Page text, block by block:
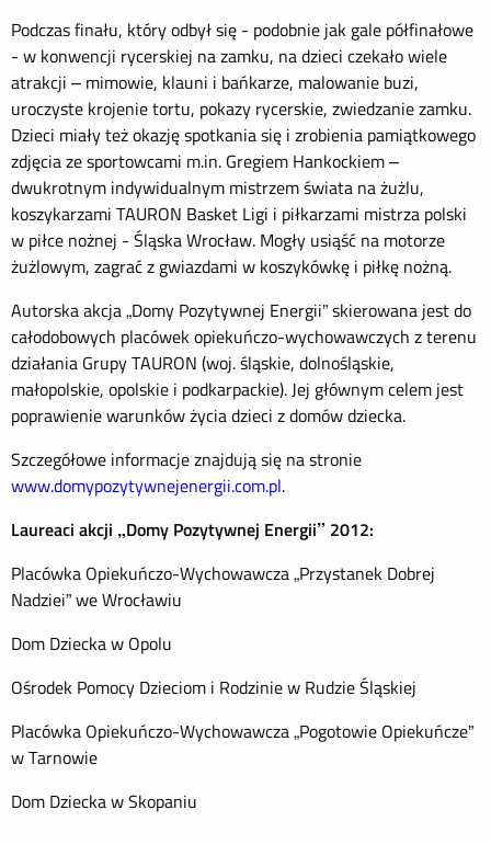
Podczas finału, który odbył się - podobnie jak gale półfinałowe
- w konwencji rycerskiej na zamku, na dzieci czekało wiele
atrakcji – mimowie, klauni i bańkarze, malowanie buzi,
uroczyste krojenie tortu, pokazy rycerskie, zwiedzanie zamku.
Dzieci miały też okazję spotkania się i zrobienia pamiątkowego
zdjęcia ze sportowcami m.in. Gregiem Hankockiem –
dwukrotnym indywidualnym mistrzem świata na żużlu,
koszykarzami TAURON Basket Ligi i piłkarzami mistrza polski
w piłce nożnej - Śląska Wrocław. Mogły usiąść na motorze
żużlowym, zagrać z gwiazdami w koszykówkę i piłkę nożną.
Autorska akcja „Domy Pozytywnej Energii” skierowana jest do
całodobowych placówek opiekuńczo-wychowawczych z terenu
działania Grupy TAURON (woj. śląskie, dolnośląskie,
małopolskie, opolskie i podkarpackie). Jej głównym celem jest
poprawienie warunków życia dzieci z domów dziecka.
Szczegółowe informacje znajdują się na stronie
www.domypozytywnejenergii.com.pl.
Laureaci akcji „Domy Pozytywnej Energii” 2012:
Placówka Opiekuńczo-Wychowawcza „Przystanek Dobrej
Nadziei” we Wrocławiu
Dom Dziecka w Opolu
Ośrodek Pomocy Dzieciom i Rodzinie w Rudzie Śląskiej
Placówka Opiekuńczo-Wychowawcza „Pogotowie Opiekuńcze”
w Tarnowie
Dom Dziecka w Skopaniu